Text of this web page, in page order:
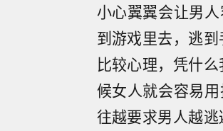
小心翼翼会让男
到游戏里去，逃
比较心理，凭什
候女人就会容易
往越要求男人越